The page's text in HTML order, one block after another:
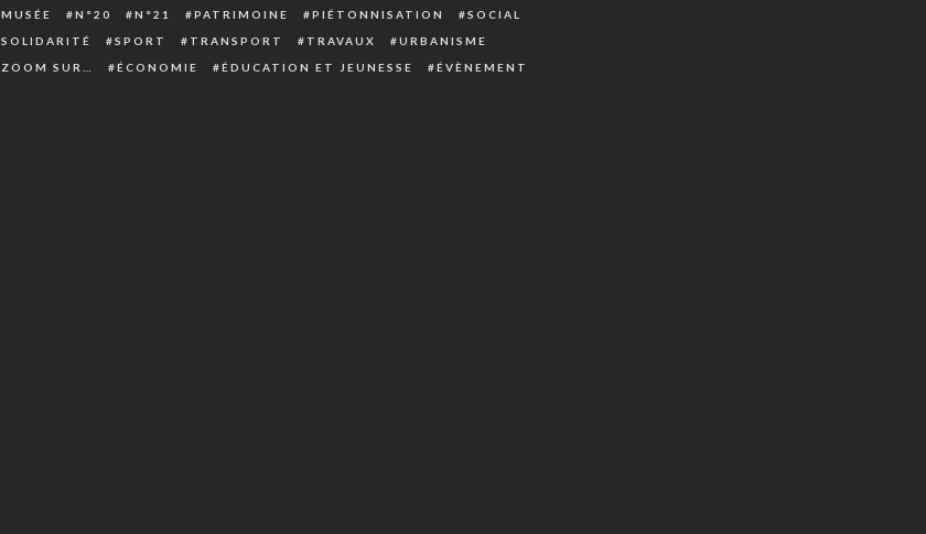
MUSÉE
N°20 N°21 PATRIMOINE PIÉTONNISATION
SOCIAL
SOLIDARITÉ
SPORT TRANSPORT TRAVAUX
URBANISME
ZOOM SUR…
ÉCONOMIE ÉDUCATION ET JEUNESSE ÉVÈNEMENT